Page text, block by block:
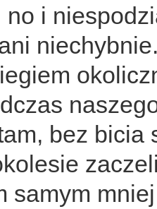
i
bez bicia
samym